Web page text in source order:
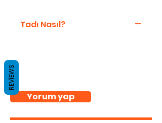
Tadı Nasıl?
kullanarak hazırladığımız el
yapımı kuru meyvelerimiz
lezzetli ve sağlıklı birer
Düşünceleriniz
Yorum yap
REVIEWS